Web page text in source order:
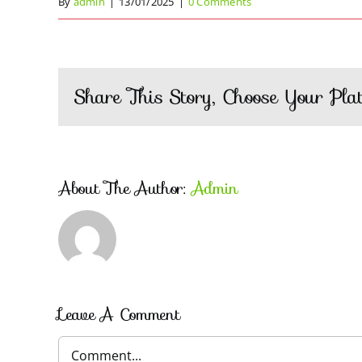
Share This Story, Choose Your
About The Author:Admin
Leave A Comment
Comment